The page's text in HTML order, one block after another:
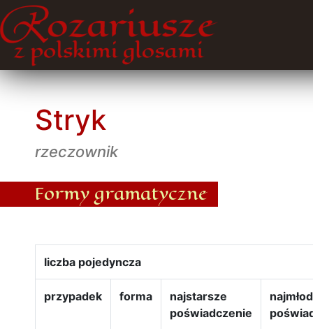
Stryk
rzeczownik
Formy gramatyczne
liczba pojedyncza
przypadek forma
najstarsze
poświadczenie